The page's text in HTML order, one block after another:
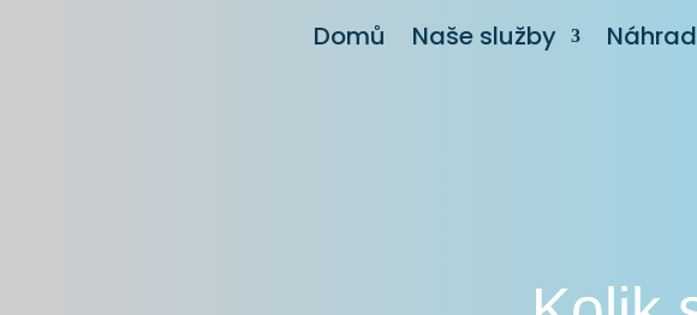
Domů Naše služby